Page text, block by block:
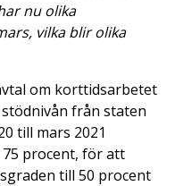
nu olika
vilka blir olika
om korttidsarbetet
från staten
till mars 2021
procent, för att
till 50 procent